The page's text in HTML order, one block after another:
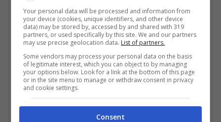
Laprima regolada seguire per divertirsi
durante il periodo natalizio è la seguente:
giocare con leinutili e insensate
decorazioni degli umani; regola che è stata
rispettata rigorosamente da Nescau, che ha
staccato gli ornamenti raffiguranti Babbo
Your personal data will be processed and information from
your device (cookies, unique identifiers, and other device
data) may be stored by, accessed by and shared with 319
partners, or used specifically by this site. We and our partners
may use precise geolocation data. List of partners.
Some vendors may process your personal data on the basis
of legitimate interest, which you can object to by managing
your options below. Look for a link at the bottom of this page
or in the site menu to manage or withdraw consent in privacy
and cookie settings.
Consent